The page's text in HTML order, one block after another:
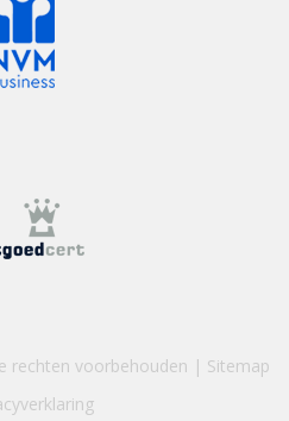
rechten voorbehouden | Sitemap